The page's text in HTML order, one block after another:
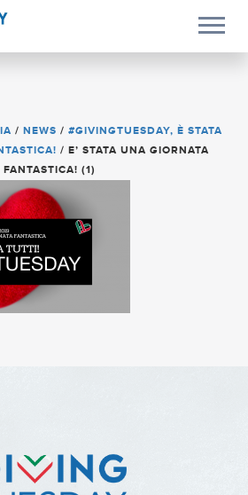
/ NEWS / #GIVINGTUESDAY, È STATA
/ E’ STATA UNA GIORNATA
FANTASTICA! (1)